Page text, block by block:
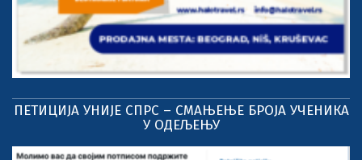
ПЕТИЦИЈА УНИЈЕ СПРС – СМАЊЕЊЕ БРОЈА УЧЕНИКА
У ОДЕЉЕЊУ